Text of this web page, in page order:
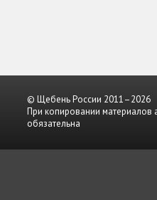
© Щебень России 2011–2026
При копировании материалов
обязательна